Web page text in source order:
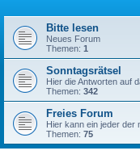
Bitte lesen
Neues Forum
Themen: 1
Sonntagsrätsel
Hier die Antworten auf
Themen: 342
Freies Forum
Hier kann ein jeder der
Themen: 75